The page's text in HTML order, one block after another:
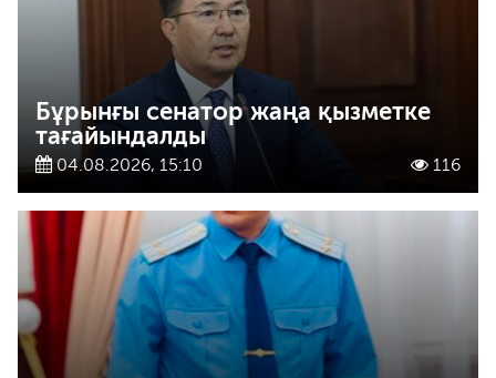
Бұрынғы сенатор жаңа қызметке
тағайындалды
04.08.2026, 15:10 116